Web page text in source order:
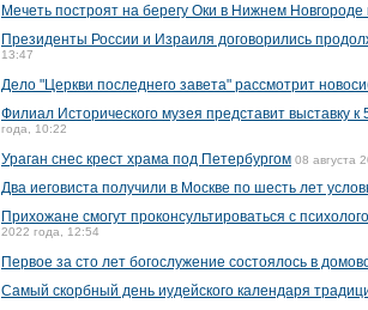
Мечеть построят на берегу Оки в Нижнем Новгороде
Президенты России и Израиля договорились
13:47
Дело "Церкви последнего завета" рассмотрит
Филиал Исторического музея представит выставку
года, 10:22
Ураган снес крест храма под Петербургом 08 августа
Два иеговиста получили в Москве по шесть лет
Прихожане смогут проконсультироваться с
2022 года, 12:54
Первое за сто лет богослужение состоялось в
Самый скорбный день иудейского календаря